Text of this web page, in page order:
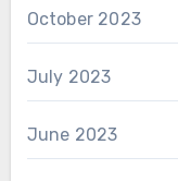
October 2023
July 2023
June 2023